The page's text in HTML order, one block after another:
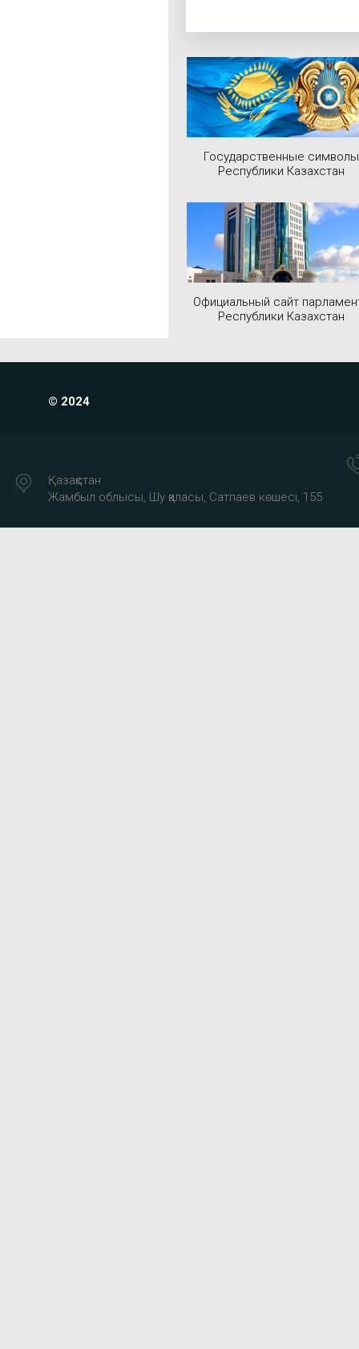
Государственные символы
Республики Казахстан
Официальный сайт
Республики Казахстан
© 2024
Қазақстан
Жамбыл облысы, Шу қаласы, Сатпаев көшесі, 155